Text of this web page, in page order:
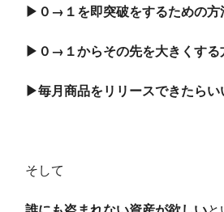
▶︎０→１を即突破をするための方
▶︎０→１からその先を大きくする
▶︎毎月商品をリリースできたらい
そして